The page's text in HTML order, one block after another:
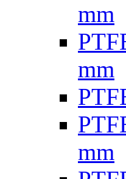
mm
mm
mm